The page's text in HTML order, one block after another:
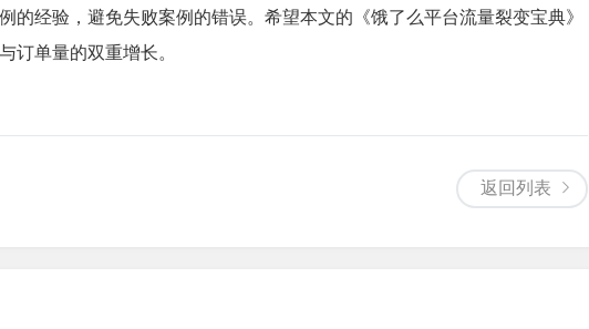
的经验，避免失败案例的错误。希望本文的《饿了么平台流量裂变宝典》
订单量的双重增长。
返回列表